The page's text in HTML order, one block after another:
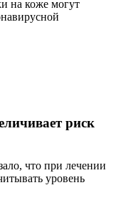
на коже могут
риск
что при лечении
уровень